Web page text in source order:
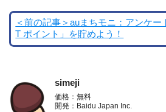
＜前の記事＞auまちモニ：アンケー
T ポイント」を貯めよう！
simeji
価格：無料
開発：Baidu Japan Inc.